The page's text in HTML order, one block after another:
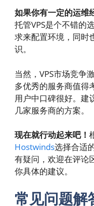
如果你有一定的运维
托管VPS是个不错的
求来配置环境，同时
识。
当然，VPS市场竞争
多优秀的服务商值得
用户中口碑很好。建
几家服务商的方案。
现在就行动起来吧！
Hostwinds选择合适
有疑问，欢迎在评论
你具体的建议。
常见问题解